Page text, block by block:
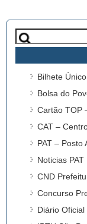
Pesquisar
por:
Bilhete
Bolsa do
Cartão TOP
CAT –
PAT – Posto
Noticias PAT
CND
Concurso
Diário